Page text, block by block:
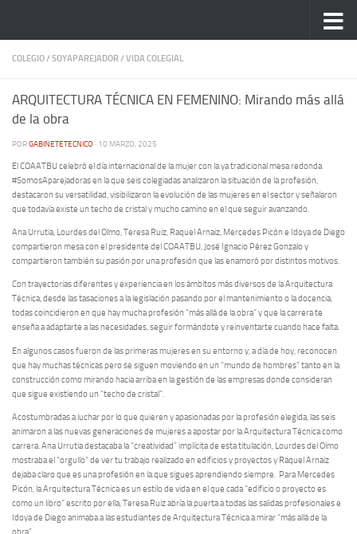
COLEGIO/ SOYAPAREJADOR / VIDA COLEGIAL
ARQUITECTURA TÉCNICA EN FEMENINO: Mirando más allá
de la obra
PORGABINETETECNICO · 10 MARZO, 2025
El COAATBU celebró el día internacional de la mujer con la ya tradicional mesa redonda
#SomosAparejadoras en la que seis colegiadas analizaron la situación de la profesión,
destacaron su versatilidad, visibilizaron la evolución de las mujeres en el sector y señalaron
que todavía existe un techo de cristal y mucho camino en el que seguir avanzando.
Ana Urrutia, Lourdes del Olmo, Teresa Ruiz, Raquel Arnaiz, Mercedes Picón e Idoya de Diego
compartieron mesa con el presidente del COAATBU, José Ignacio Pérez Gonzalo y
compartieron también su pasión por una profesión que las enamoró por distintos motivos.
Con trayectorias diferentes y experiencia en los ámbitos más diversos de la Arquitectura
Técnica, desde las tasaciones a la legislación pasando por el mantenimiento o la docencia,
todas coincidieron en que hay mucha profesión “más allá de la obra” y que la carrera te
enseña a adaptarte a las necesidades, seguir formándote y reinventarte cuando hace falta.
En algunos casos fueron de las primeras mujeres en su entorno y, a día de hoy, reconocen
que hay muchas técnicas pero se siguen moviendo en un “mundo de hombres” tanto en la
construcción como mirando hacia arriba en la gestión de las empresas donde consideran
que sigue existiendo un “techo de cristal”.
Acostumbradas a luchar por lo que quieren y apasionadas por la profesión elegida, las seis
animaron a las nuevas generaciones de mujeres a apostar por la Arquitectura Técnica como
carrera. Ana Urrutia destacaba la “creatividad” implícita de esta titulación, Lourdes del Olmo
mostraba el “orgullo” de ver tu trabajo realizado en edificios y proyectos y Raquel Arnaiz
dejaba claro que es una profesión en la que sigues aprendiendo siempre. Para Mercedes
Picón, la Arquitectura Técnica es un estilo de vida en el que cada “edificio o proyecto es
como un libro” escrito por ella, Teresa Ruiz abría la puerta a todas las salidas profesionales e
Idoya de Diego animaba a las estudiantes de Arquitectura Técnica a mirar “más allá de la
obra”